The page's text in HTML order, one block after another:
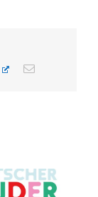
PinterestE-